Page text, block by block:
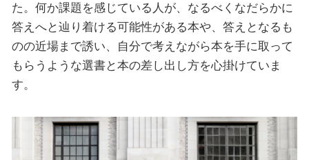
た。何か課題を感じている人が、なるべくなだらかに
答えへと辿り着ける可能性がある本や、答えとなるも
のの近場まで誘い、自分で考えながら本を手に取って
もらうような選書と本の差し出し方を心掛けていま
す。